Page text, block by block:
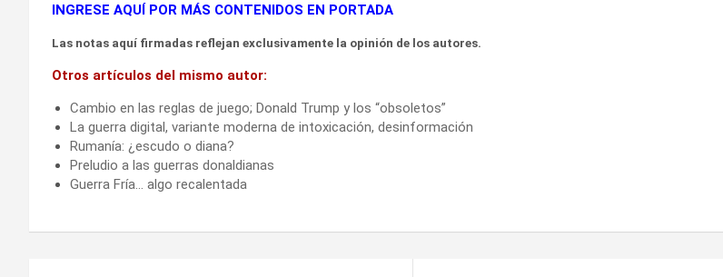
INGRESE AQUÍ POR MÁS CONTENIDOS EN PORTADA
Las notas aquí firmadas reflejan exclusivamente la opinión de los autores.
Otros artículos del mismo autor:
Cambio en las reglas de juego; Donald Trump y los “obsoletos”
La guerra digital, variante moderna de intoxicación, desinformación
Rumanía: ¿escudo o diana?
Preludio a las guerras donaldianas
Guerra Fría… algo recalentada